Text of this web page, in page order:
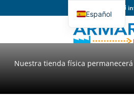
Nuestra tienda física
Español
Català